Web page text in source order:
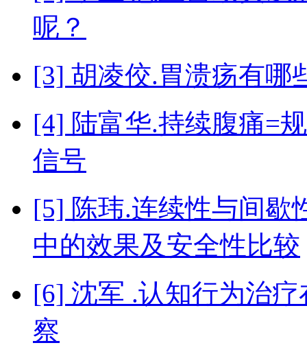
呢？
[3] 胡凌佼.胃溃疡有哪
[4] 陆富华.持续腹痛=
信号
[5] 陈玮.连续性与间歇
中的效果及安全性比较
[6] 沈军 .认知行为治
察